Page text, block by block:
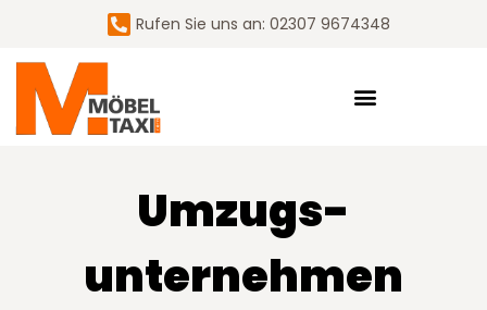
Rufen Sie uns an: 02307 9674348
Umzugs­
unternehmen